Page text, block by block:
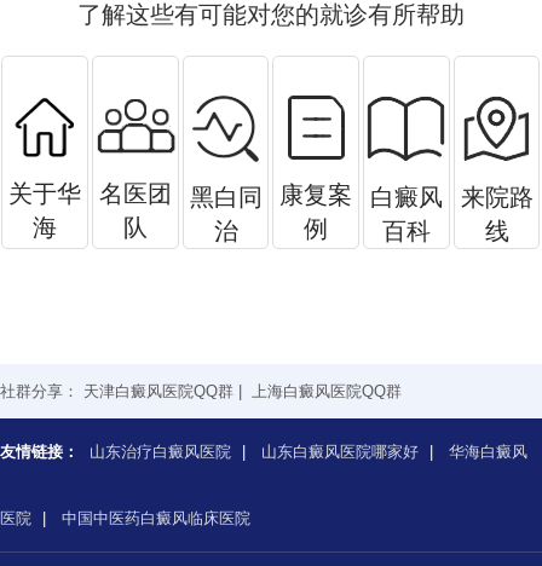
了解这些有可能对您的就诊有所帮助
关于华
海
名医团
队
黑白同
治
康复案
例
白癜风
百科
来院路
线
社群分享： 天津白癜风医院QQ群 上海白癜风医院QQ群
友情链接： 山东治疗白癜风医院 山东白癜风医院哪家好 华海白癜风
医院 中国中医药白癜风临床医院